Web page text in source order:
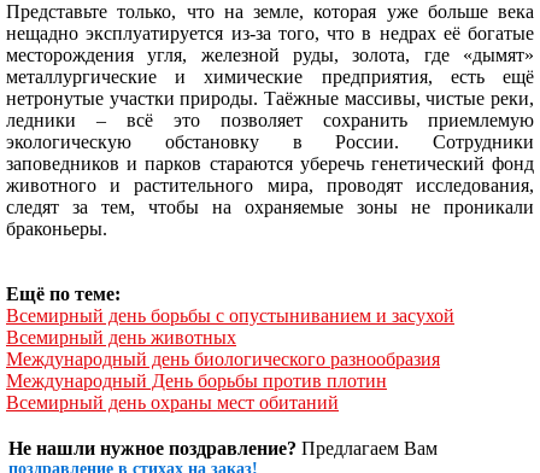
Представьте только, что на земле, которая уже больше века
нещадно эксплуатируется из-за того, что в недрах её богатые
месторождения угля, железной руды, золота, где «дымят»
металлургические и химические предприятия, есть ещё
нетронутые участки природы. Таёжные массивы, чистые реки,
ледники – всё это позволяет сохранить приемлемую
экологическую обстановку в России. Сотрудники
заповедников и парков стараются уберечь генетический фонд
животного и растительного мира, проводят исследования,
следят за тем, чтобы на охраняемые зоны не проникали
браконьеры.
Ещё по теме:
Всемирный день борьбы с опустыниванием и засухой
Всемирный день животных
Международный день биологического разнообразия
Международный День борьбы против плотин
Всемирный день охраны мест обитаний
Не нашли нужное поздравление? Предлагаем Вам
поздравление в стихах на заказ!